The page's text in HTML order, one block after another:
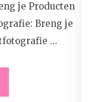
je Producten
Breng je
…